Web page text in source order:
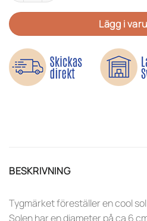
Lägg i
BESKRIVNING
Tygmärket föreställer en cool
Solen har en diameter på ca 6